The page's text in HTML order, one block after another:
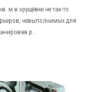
м в хрущёвке не так-то
невыполнимых для
р...